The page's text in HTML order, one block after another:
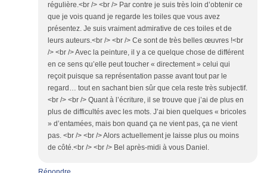
régulière.<br /> <br /> Par contre je suis très loin d’obtenir ce
que je vois quand je regarde les toiles que vous avez
présentez. Je suis vraiment admirative de ces toiles et de
leurs auteurs.<br /> <br /> Ce sont de très belles œuvres !<br
/> <br /> Avec la peinture, il y a ce quelque chose de différent
en ce sens qu’elle peut toucher « directement » celui qui
reçoit puisque sa représentation passe avant tout par le
regard… tout en sachant bien sûr que cela reste très subjectif.
<br /> <br /> Quant à l’écriture, il se trouve que j’ai de plus en
plus de difficultés avec les mots. J’ai bien quelques « bricoles
» d’entamées, mais bon quand ça ne vient pas, ça ne vient
pas. <br /> <br /> Alors actuellement je laisse plus ou moins
de côté.<br /> <br /> Bel après-midi à vous Daniel.